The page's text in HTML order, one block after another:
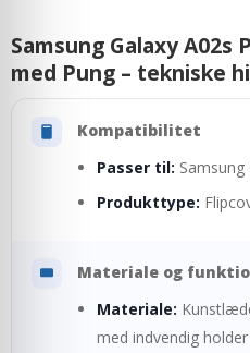
Samsung Galaxy A02s
med Pung – tekniske
Kompatibilitet
Passer til: Samsung
Produkttype:
Materiale og
Materiale:
med indvendig